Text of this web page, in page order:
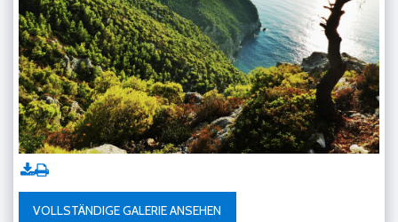
VOLLSTÄNDIGE GALERIE ANSEHEN